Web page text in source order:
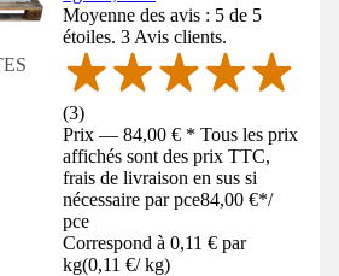
Moyenne des avis : 5 de 5
étoiles. 3 Avis clients.
(3)
Prix — 84,00 € * Tous les prix
affichés sont des prix TTC,
frais de livraison en sus si
nécessaire par pce84,00 €*/
pce
Correspond à 0,11 € par
kg(0,11 €/ kg)